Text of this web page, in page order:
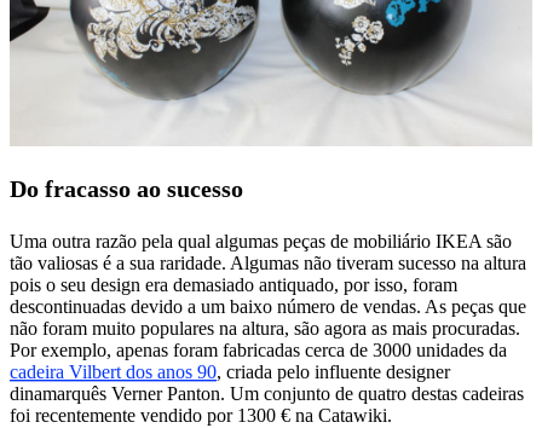
Do fracasso ao sucesso
Uma outra razão pela qual algumas peças de mobiliário IKEA são
tão valiosas é a sua raridade. Algumas não tiveram sucesso na altura
pois o seu design era demasiado antiquado, por isso, foram
descontinuadas devido a um baixo número de vendas. As peças que
não foram muito populares na altura, são agora as mais procuradas.
Por exemplo, apenas foram fabricadas cerca de 3000 unidades da
cadeira Vilbert dos anos 90, criada pelo influente designer
dinamarquês Verner Panton. Um conjunto de quatro destas cadeiras
foi recentemente vendido por 1300 € na Catawiki.